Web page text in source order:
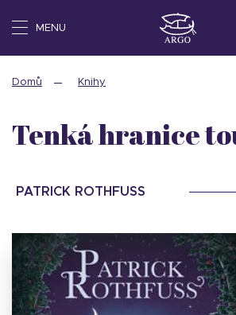
MENU
Domů Knihy
Tenká hranice
PATRICK ROTHFUSS